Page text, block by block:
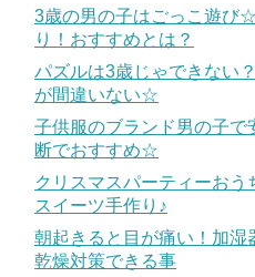
3歳の男の子はごっこ遊び
り！おすすめとは？
パズルは3歳じゃできない
が間違いない☆
子供服のブランド男の子で
断でおすすめ☆
クリスマスパーティーおう
スイーツ手作り♪
朝起きると目が痛い！加湿
乾燥対策できる事